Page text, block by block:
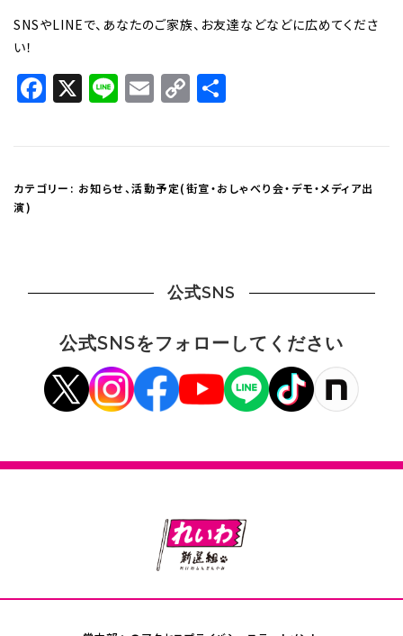
SNSやLINEで、あなたのご家族、お友達などなどに広めてくださ
い！
Facebook
X LineEmail
Copy
Link
カテゴリー: お知らせ、活動予定(街宣・おしゃべり会・デモ・メディア出
演)
公式SNS
公式SNSをフォローしてください